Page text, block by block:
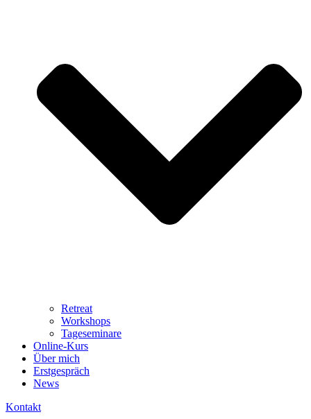
Retreat
Workshops
Tageseminare
Online-Kurs
Über mich
Erstgespräch
News
Kontakt